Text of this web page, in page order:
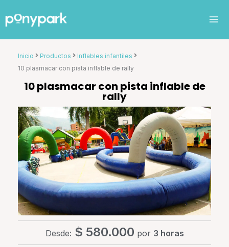
contenido
Inicio Productos
Inflables infantiles
10 plasmacar con pista inflable de rally
10 plasmacar con pista inflable de
rally
Desde: $ 580.000 por 3 horas